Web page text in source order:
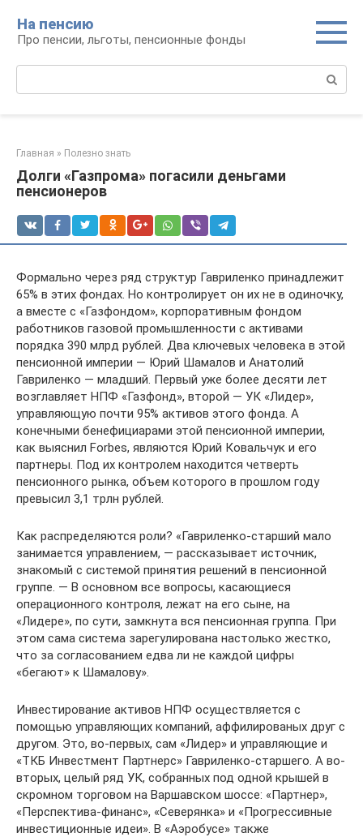
контенту
На пенсию
Про пенсии, льготы, пенсионные фонды
Главная » Полезно знать
Долги «Газпрома» погасили деньгами
пенсионеров
Формально через ряд структур Гавриленко принадлежит
65% в этих фондах. Но контролирует он их не в одиночку,
а вместе с «Газфондом», корпоративным фондом
работников газовой промышленности с активами
порядка 390 млрд рублей. Два ключевых человека в этой
пенсионной империи — Юрий Шамалов и Анатолий
Гавриленко — младший. Первый уже более десяти лет
возглавляет НПФ «Газфонд», второй — УК «Лидер»,
управляющую почти 95% активов этого фонда. А
конечными бенефициарами этой пенсионной империи,
как выяснил Forbes, являются Юрий Ковальчук и его
партнеры. Под их контролем находится четверть
пенсионного рынка, объем которого в прошлом году
превысил 3,1 трлн рублей.
Как распределяются роли? «Гавриленко-старший мало
занимается управлением, — рассказывает источник,
знакомый с системой принятия решений в пенсионной
группе. — В основном все вопросы, касающиеся
операционного контроля, лежат на его сыне, на
«Лидере», по сути, замкнута вся пенсионная группа. При
этом сама система зарегулирована настолько жестко,
что за согласованием едва ли не каждой цифры
«бегают» к Шамалову».
Инвестирование активов НПФ осуществляется с
помощью управляющих компаний, аффилированых друг с
другом. Это, во-первых, сам «Лидер» и управляющие и
«ТКБ Инвестмент Партнерс» Гавриленко-старшего. А во-
вторых, целый ряд УК, собранных под одной крышей в
скромном торговом на Варшавском шоссе: «Партнер»,
«Перспектива-финанс», «Северянка» и «Прогрессивные
инвестиционные идеи». В «Аэробусе» также